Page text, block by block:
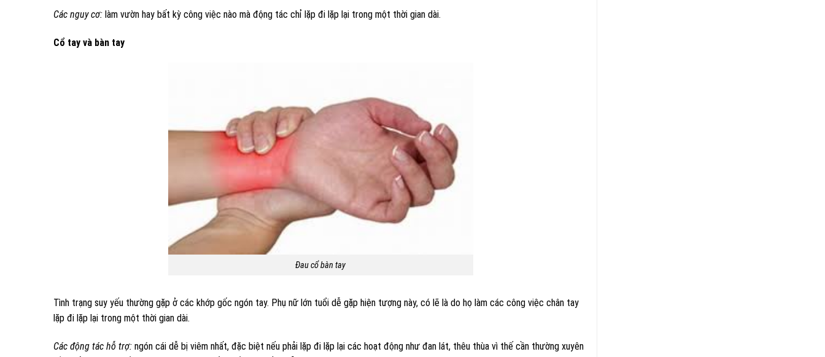
Các nguy cơ: làm vườn hay bất kỳ công việc nào mà động tác chỉ lặp đi lặp lại trong một thời gian dài.
Cổ tay và bàn tay
Đau cổ bàn tay
Tình trạng suy yếu thường gặp ở các khớp gốc ngón tay. Phụ nữ lớn tuổi dễ gặp hiện tượng này, có lẽ là do họ làm các công việc chân tay
lặp đi lặp lại trong một thời gian dài.
Các động tác hỗ trợ: ngón cái dễ bị viêm nhất, đặc biệt nếu phải lặp đi lặp lại các hoạt động như đan lát, thêu thùa vì thế cần thường xuyên